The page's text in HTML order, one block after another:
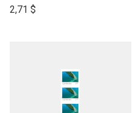
product
2,71 $